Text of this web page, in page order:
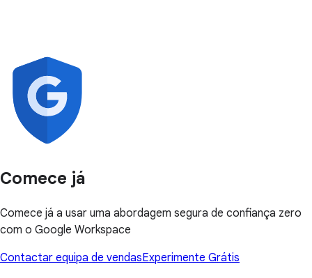
Comece já
Comece já a usar uma abordagem segura de confiança zero
com o Google Workspace
Contactar equipa de vendasExperimente Grátis